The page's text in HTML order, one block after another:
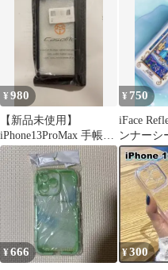
¥980
【新品未使用】
iPhone13ProMax 手帳型
レザーケース 黒
¥ 750
iFace
ンナーシ
iPhone13
¥666 ¥300